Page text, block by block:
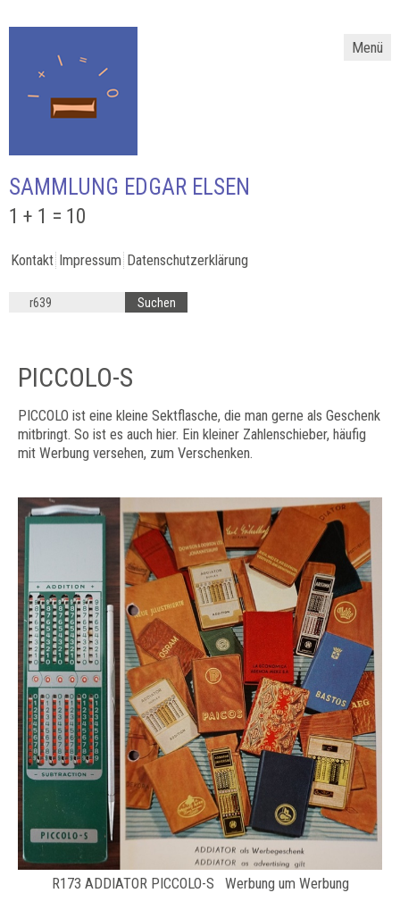
Menü
SAMMLUNG EDGAR ELSEN
1 + 1 = 10
Kontakt Impressum Datenschutzerklärung
PICCOLO-S
PICCOLO ist eine kleine Sektflasche, die man gerne als Geschenk
mitbringt. So ist es auch hier. Ein kleiner Zahlenschieber, häufig
mit Werbung versehen, zum Verschenken.
R173 ADDIATOR PICCOLO-S Werbung um Werbung